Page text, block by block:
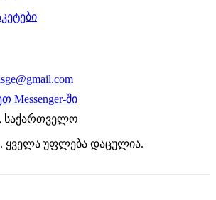
Messenger-ში
საქართველო
ყველა უფლება დაცულია.